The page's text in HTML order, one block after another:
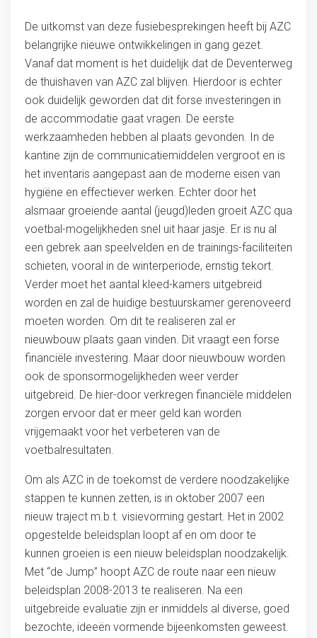
De uitkomst van deze fusiebesprekingen heeft bij AZC
belangrijke nieuwe ontwikkelingen in gang gezet.
Vanaf dat moment is het duidelijk dat de Deventerweg
de thuishaven van AZC zal blijven. Hierdoor is echter
ook duidelijk geworden dat dit forse investeringen in
de accommodatie gaat vragen. De eerste
werkzaamheden hebben al plaats gevonden. In de
kantine zijn de communicatiemiddelen vergroot en is
het inventaris aangepast aan de moderne eisen van
hygiëne en effectiever werken. Echter door het
alsmaar groeiende aantal (jeugd)leden groeit AZC qua
voetbal-mogelijkheden snel uit haar jasje. Er is nu al
een gebrek aan speelvelden en de trainings-faciliteiten
schieten, vooral in de winterperiode, ernstig tekort.
Verder moet het aantal kleed-kamers uitgebreid
worden en zal de huidige bestuurskamer gerenoveerd
moeten worden. Om dit te realiseren zal er
nieuwbouw plaats gaan vinden. Dit vraagt een forse
financiële investering. Maar door nieuwbouw worden
ook de sponsormogelijkheden weer verder
uitgebreid. De hier-door verkregen financiële middelen
zorgen ervoor dat er meer geld kan worden
vrijgemaakt voor het verbeteren van de
voetbalresultaten.
Om als AZC in de toekomst de verdere noodzakelijke
stappen te kunnen zetten, is in oktober 2007 een
nieuw traject m.b.t. visievorming gestart. Het in 2002
opgestelde beleidsplan loopt af en om door te
kunnen groeien is een nieuw beleidsplan noodzakelijk.
Met “de Jump” hoopt AZC de route naar een nieuw
beleidsplan 2008-2013 te realiseren. Na een
uitgebreide evaluatie zijn er inmiddels al diverse, goed
bezochte, ideeën vormende bijeenkomsten geweest.